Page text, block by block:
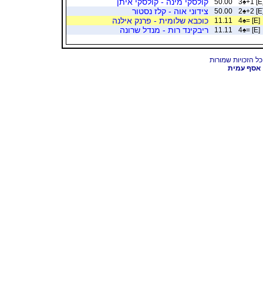
2♠+2
50.00 צידוני אוה - קלז נסטור
4♠= [E]
11.11 כוכבא שלומית - פרנק אילנה
4♠= [E]
11.11 ריבקינד רות - מנדל שרונה
אסף עמית